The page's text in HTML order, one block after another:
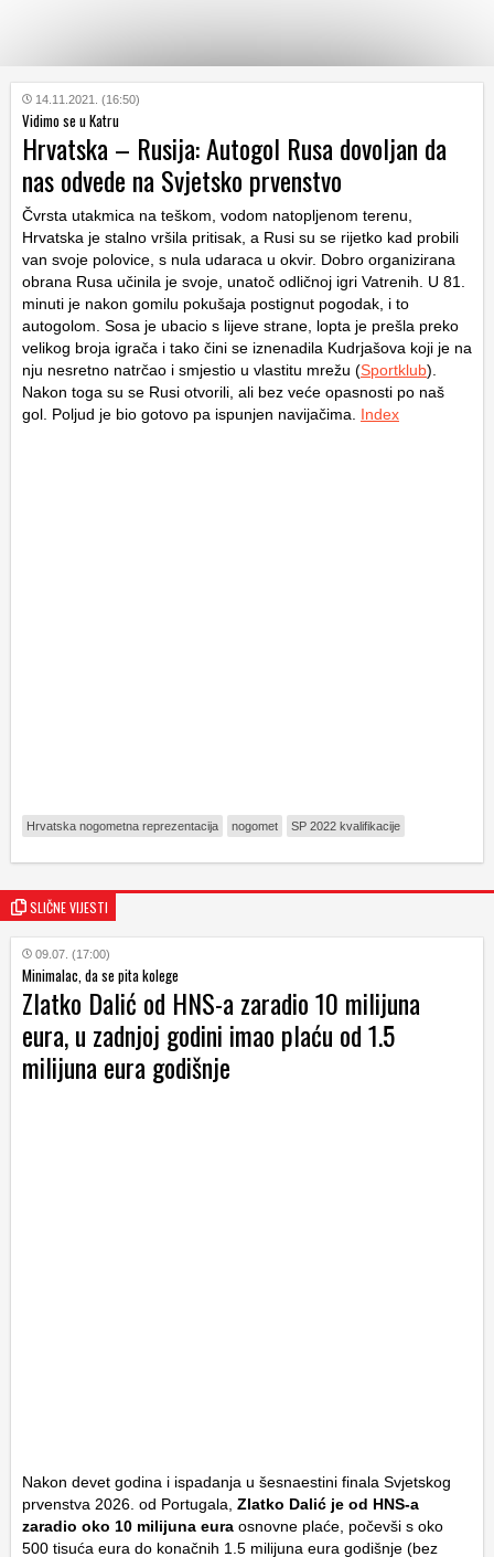
KATEGORIJE
HRVATSKI
WEB
14.11.2021. (16:50)
Vidimo se u Katru
Hrvatska – Rusija: Autogol Rusa dovoljan da
nas odvede na Svjetsko prvenstvo
Čvrsta utakmica na teškom, vodom natopljenom terenu,
Hrvatska je stalno vršila pritisak, a Rusi su se rijetko kad probili
van svoje polovice, s nula udaraca u okvir. Dobro organizirana
obrana Rusa učinila je svoje, unatoč odličnoj igri Vatrenih. U 81.
minuti je nakon gomilu pokušaja postignut pogodak, i to
autogolom. Sosa je ubacio s lijeve strane, lopta je prešla preko
velikog broja igrača i tako čini se iznenadila Kudrjašova koji je na
nju nesretno natrčao i smjestio u vlastitu mrežu (Sportklub).
Nakon toga su se Rusi otvorili, ali bez veće opasnosti po naš
gol. Poljud je bio gotovo pa ispunjen navijačima. Index
Hrvatska nogometna reprezentacija nogomet SP 2022 kvalifikacije
SLIČNE VIJESTI
09.07. (17:00)
Minimalac, da se pita kolege
Zlatko Dalić od HNS-a zaradio 10 milijuna
eura, u zadnjoj godini imao plaću od 1.5
milijuna eura godišnje
Nakon devet godina i ispadanja u šesnaestini finala Svjetskog
prvenstva 2026. od Portugala, Zlatko Dalić je od HNS-a
zaradio oko 10 milijuna eura osnovne plaće, počevši s oko
500 tisuća eura do konačnih 1.5 milijuna eura godišnje (bez